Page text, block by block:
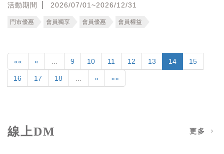
活動期間 2026/07/01~2026/12/31
門市優惠 會員獨享 會員優惠 會員權益
«« « 9 10 11 12 13 14 15
16 17 18 » »»
線上DM 更多